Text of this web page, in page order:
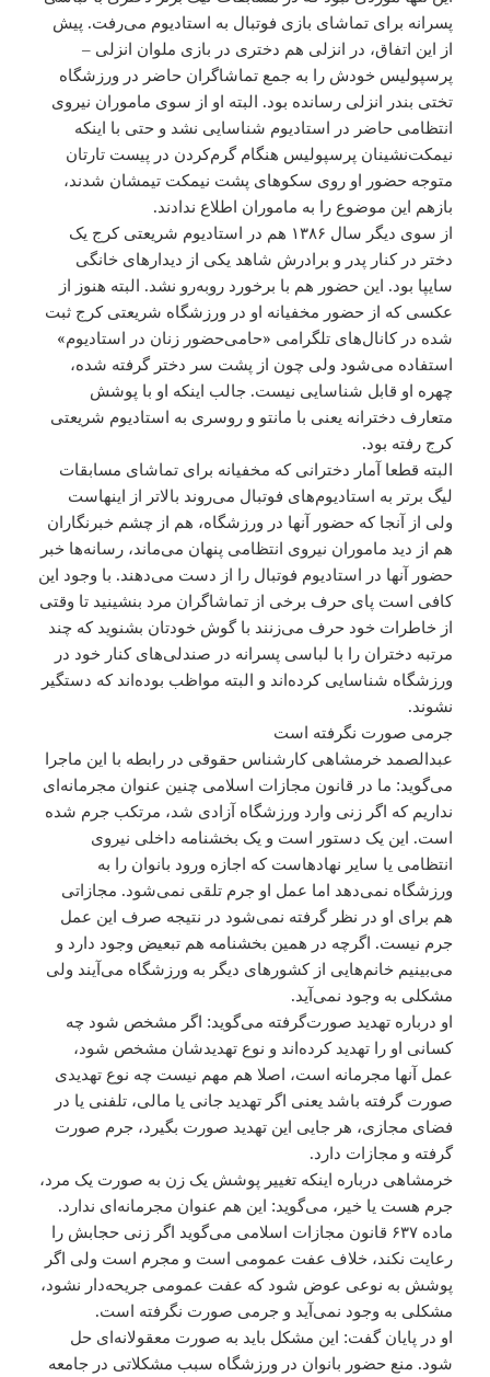
پسرانه برای تماشای بازی فوتبال به استادیوم می‌رفت. پیش
از این اتفاق، در انزلی هم دختری در بازی ملوان انزلی –
پرسپولیس خودش را به جمع تماشاگران حاضر در ورزشگاه
تختی بندر انزلی رسانده بود. البته او از سوی ماموران نیروی
انتظامی‌ حاضر در استادیوم شناسایی نشد و حتی با اینکه
نیمکت‌نشینان پرسپولیس هنگام گرم‌کردن در پیست تارتان
متوجه حضور او روی سکوهای پشت نیمکت تیمشان شدند،
بازهم این موضوع را به ماموران اطلاع ندادند.
از سوی دیگر سال ۱۳۸۶ هم در استادیوم شریعتی کرج یک
دختر در کنار پدر و برادرش شاهد یکی از دیدارهای خانگی
سایپا بود. این حضور هم با برخورد روبه‌رو نشد. البته هنوز از
عکسی که از حضور مخفیانه او در ورزشگاه شریعتی کرج ثبت
شده در کانال‌های تلگرامی‌ «حامی‌حضور زنان در استادیوم»
استفاده می‌شود ولی چون از پشت سر دختر گرفته شده،
چهره او قابل شناسایی نیست. جالب اینکه او با پوشش
متعارف دخترانه یعنی با مانتو و روسری به استادیوم شریعتی
کرج رفته بود.
البته قطعا آمار دخترانی که مخفیانه برای تماشای مسابقات
لیگ برتر به استادیوم‌های فوتبال می‌روند بالاتر از اینهاست
ولی از آنجا که حضور آنها در ورزشگاه، هم از چشم خبرنگاران
هم از دید ماموران نیروی انتظامی‌ پنهان می‌ماند، رسانه‌ها خبر
حضور آنها در استادیوم فوتبال را از دست می‌دهند. با وجود این
کافی است پای حرف برخی از تماشاگران مرد بنشینید تا وقتی
از خاطرات خود حرف می‌زنند با گوش خودتان بشنوید که چند
مرتبه دختران را با لباسی پسرانه در صندلی‌های کنار خود در
ورزشگاه شناسایی کرده‌اند و البته مواظب بوده‌اند که دستگیر
نشوند.
جرمی‌ صورت نگرفته است
عبدالصمد خرمشاهی کارشناس حقوقی در رابطه با این ماجرا
می‌گوید: ما در قانون مجازات اسلامی‌ چنین عنوان مجرمانه‌ای
نداریم که اگر زنی وارد ورزشگاه آزادی شد، مرتکب جرم شده
است. این یک دستور است و یک بخشنامه داخلی نیروی
انتظامی‌ یا سایر نهادهاست که اجازه ورود بانوان را به
ورزشگاه نمی‌دهد اما عمل او جرم تلقی نمی‌شود. مجازاتی
هم برای او در نظر گرفته نمی‌شود در نتیجه صرف این عمل
جرم نیست. اگرچه در همین بخشنامه هم تبعیض وجود دارد و
می‌بینیم خانم‌هایی از کشورهای دیگر به ورزشگاه می‌آیند ولی
مشکلی به وجود نمی‌آید.
او درباره تهدید صورت‌گرفته می‌گوید: اگر مشخص شود چه
کسانی او را تهدید کرده‌اند و نوع تهدیدشان مشخص شود،
عمل آنها مجرمانه است، اصلا هم مهم نیست چه نوع تهدیدی
صورت گرفته باشد یعنی اگر تهدید جانی یا مالی، تلفنی یا در
فضای مجازی، هر جایی این تهدید صورت بگیرد، جرم صورت
گرفته و مجازات دارد.
خرمشاهی درباره اینکه تغییر پوشش یک زن به صورت یک مرد،
جرم هست یا خیر، می‌گوید: این هم عنوان مجرمانه‌ای ندارد.
ماده ۶۳۷ قانون مجازات اسلامی‌ می‌گوید اگر زنی حجابش را
رعایت نکند، خلاف عفت عمومی‌ است و مجرم است ولی اگر
پوشش به نوعی عوض شود که عفت عمومی‌ جریحه‌دار نشود،
مشکلی به وجود نمی‌آید و جرمی‌ صورت نگرفته است.
او در پایان گفت: این مشکل باید به صورت معقولانه‌ای حل
شود. منع حضور بانوان در ورزشگاه سبب مشکلاتی در جامعه